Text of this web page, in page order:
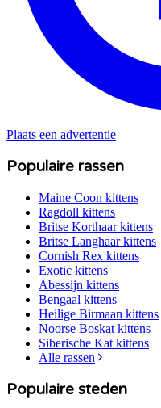
Plaats een advertentie
Populaire rassen
Maine Coon kittens
Ragdoll kittens
Britse Korthaarkittens
Britse Langhaarkittens
Cornish Rex kittens
Exotic kittens
Abessijn kittens
Bengaal kittens
Heilige Birmaan kittens
Noorse Boskat kittens
Siberische Kat kittens
Alle rassen
Populaire steden